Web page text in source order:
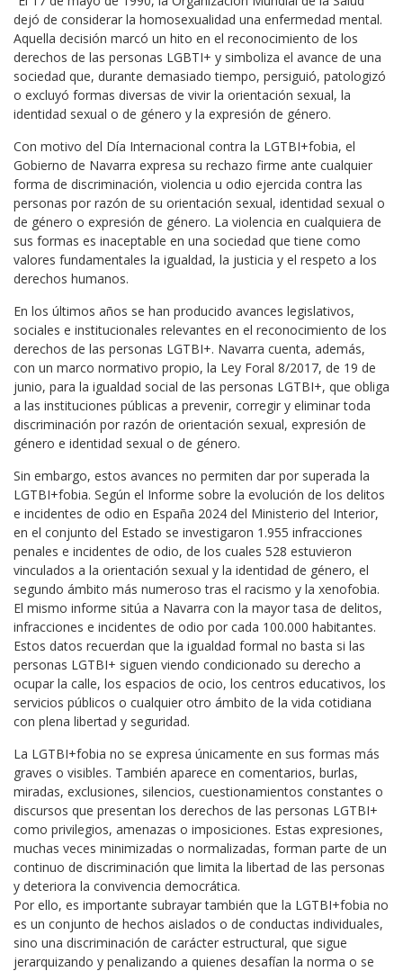
dejó de considerar la homosexualidad una enfermedad mental.
Aquella decisión marcó un hito en el reconocimiento de los
derechos de las personas LGBTI+ y simboliza el avance de una
sociedad que, durante demasiado tiempo, persiguió, patologizó
o excluyó formas diversas de vivir la orientación sexual, la
identidad sexual o de género y la expresión de género.
Con motivo del Día Internacional contra la LGTBI+fobia, el
Gobierno de Navarra expresa su rechazo firme ante cualquier
forma de discriminación, violencia u odio ejercida contra las
personas por razón de su orientación sexual, identidad sexual o
de género o expresión de género. La violencia en cualquiera de
sus formas es inaceptable en una sociedad que tiene como
valores fundamentales la igualdad, la justicia y el respeto a los
derechos humanos.
En los últimos años se han producido avances legislativos,
sociales e institucionales relevantes en el reconocimiento de los
derechos de las personas LGTBI+. Navarra cuenta, además,
con un marco normativo propio, la Ley Foral 8/2017, de 19 de
junio, para la igualdad social de las personas LGTBI+, que obliga
a las instituciones públicas a prevenir, corregir y eliminar toda
discriminación por razón de orientación sexual, expresión de
género e identidad sexual o de género.
Sin embargo, estos avances no permiten dar por superada la
LGTBI+fobia. Según el Informe sobre la evolución de los delitos
e incidentes de odio en España 2024 del Ministerio del Interior,
en el conjunto del Estado se investigaron 1.955 infracciones
penales e incidentes de odio, de los cuales 528 estuvieron
vinculados a la orientación sexual y la identidad de género, el
segundo ámbito más numeroso tras el racismo y la xenofobia.
El mismo informe sitúa a Navarra con la mayor tasa de delitos,
infracciones e incidentes de odio por cada 100.000 habitantes.
Estos datos recuerdan que la igualdad formal no basta si las
personas LGTBI+ siguen viendo condicionado su derecho a
ocupar la calle, los espacios de ocio, los centros educativos, los
servicios públicos o cualquier otro ámbito de la vida cotidiana
con plena libertad y seguridad.
La LGTBI+fobia no se expresa únicamente en sus formas más
graves o visibles. También aparece en comentarios, burlas,
miradas, exclusiones, silencios, cuestionamientos constantes o
discursos que presentan los derechos de las personas LGTBI+
como privilegios, amenazas o imposiciones. Estas expresiones,
muchas veces minimizadas o normalizadas, forman parte de un
continuo de discriminación que limita la libertad de las personas
y deteriora la convivencia democrática.
Por ello, es importante subrayar también que la LGTBI+fobia no
es un conjunto de hechos aislados o de conductas individuales,
sino una discriminación de carácter estructural, que sigue
jerarquizando y penalizando a quienes desafían la norma o se